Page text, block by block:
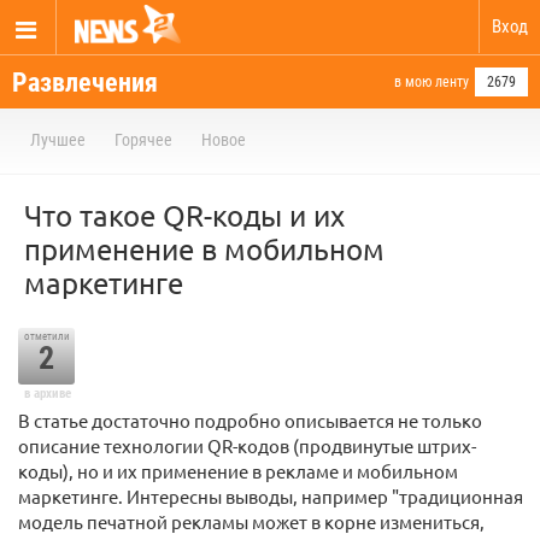
Вход
Развлечения в мою ленту 2679
Лучшее Горячее Новое
Что такое QR-коды и их
применение в мобильном
маркетинге
отметили
2
в архиве
В статье достаточно подробно описывается не только
описание технологии QR-кодов (продвинутые штрих-
коды), но и их применение в рекламе и мобильном
маркетинге. Интересны выводы, например "традиционная
модель печатной рекламы может в корне измениться,